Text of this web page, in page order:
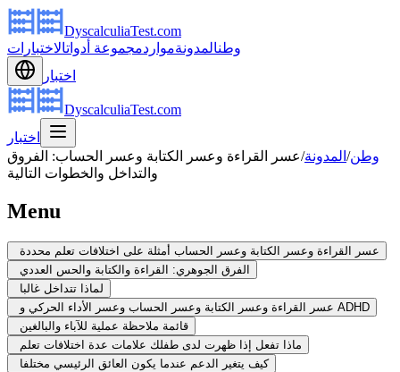
DyscalculiaTest.com
وطنالمدونةمواردمجموعة أدواتالاختبارات
اختبار
DyscalculiaTest.com
اختبار
وطن/ المدونة/عسر القراءة وعسر الكتابة وعسر الحساب: الفروق
والتداخل والخطوات التالية
Menu
عسر القراءة وعسر الكتابة وعسر الحساب أمثلة على اختلافات تعلم محددة
الفرق الجوهري: القراءة والكتابة والحس العددي
لماذا تتداخل غالبا
عسر القراءة وعسر الكتابة وعسر الحساب وعسر الأداء الحركي و ADHD
قائمة ملاحظة عملية للآباء والبالغين
ماذا تفعل إذا ظهرت لدى طفلك علامات عدة اختلافات تعلم
كيف يتغير الدعم عندما يكون العائق الرئيسي مختلفا